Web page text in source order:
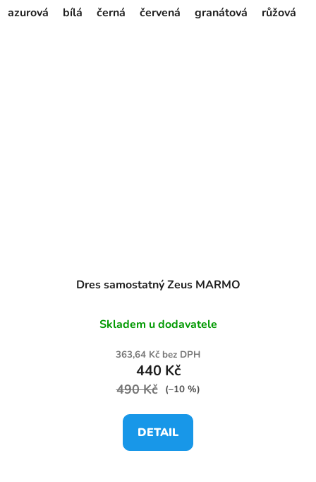
azurová bílá černá červená granátová růžová
Dres samostatný Zeus MARMO
Skladem u dodavatele
363,64 Kč bez DPH
440 Kč
490 Kč (–10 %)
DETAIL